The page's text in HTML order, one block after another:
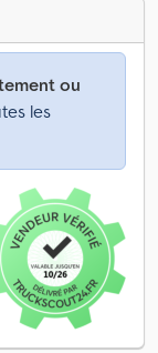
ou
les